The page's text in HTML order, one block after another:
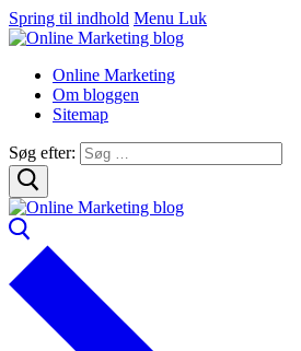
Spring til indhold Menu Luk
Online Marketing
Om bloggen
Sitemap
Søg efter: